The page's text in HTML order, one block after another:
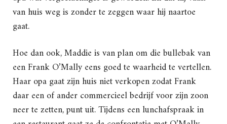
van huis weg is zonder te zeggen waar hij naartoe
gaat.
Hoe dan ook, Maddie is van plan om die bullebak van
een Frank O’Mally eens goed te waarheid te vertellen.
Haar opa gaat zijn huis niet verkopen zodat Frank
daar een of ander commercieel bedrijf voor zijn zoon
neer te zetten, punt uit. Tijdens een lunchafspraak in